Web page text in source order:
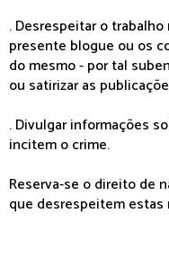
. Desrespeitar o
presente blogue ou os
do mesmo - por tal
ou satirizar as
. Divulgar informações
incitem o crime.
Reserva-se o direito de
que desrespeitem estas